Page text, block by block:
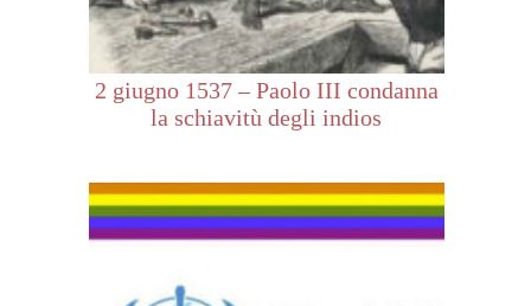
2 giugno 1537 – Paolo III condanna
la schiavitù degli indios